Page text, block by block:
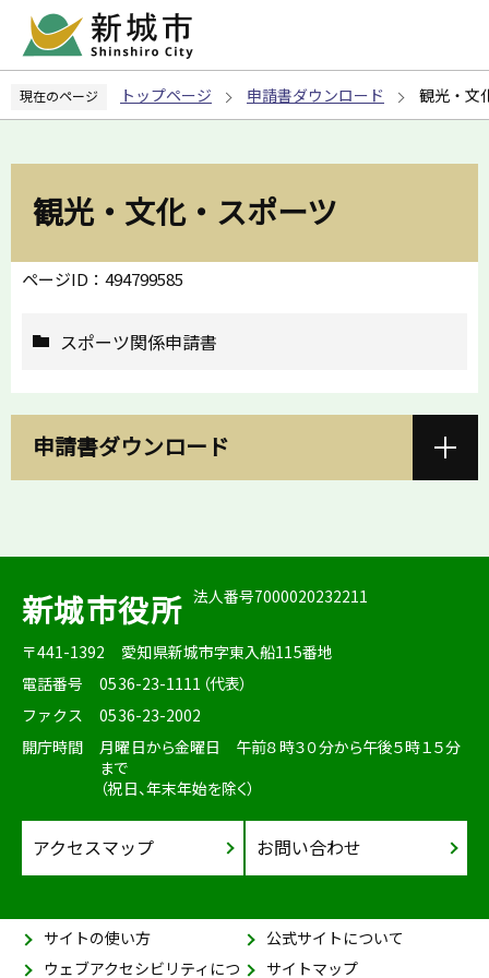
ペ
の
現在のページ トップページ 申請書ダウンロード 観光・文
観光・文化・スポーツ
ページID：494799585
スポーツ関係申請書
申請書ダウンロード
新城市役所 法人番号7000020232211
〒441-1392
愛知県新城市字東入船115番地
電話番号
0536-23-1111（代表）
ファクス
0536-23-2002
開庁時間
月曜日から金曜日 午前８時３０分から午後５時１５分
まで
（祝日、年末年始を除く）
アクセスマップ お問い合わせ
サイトの使い方
公式サイトについて
ウェブアクセシビリティにつ
サイトマップ